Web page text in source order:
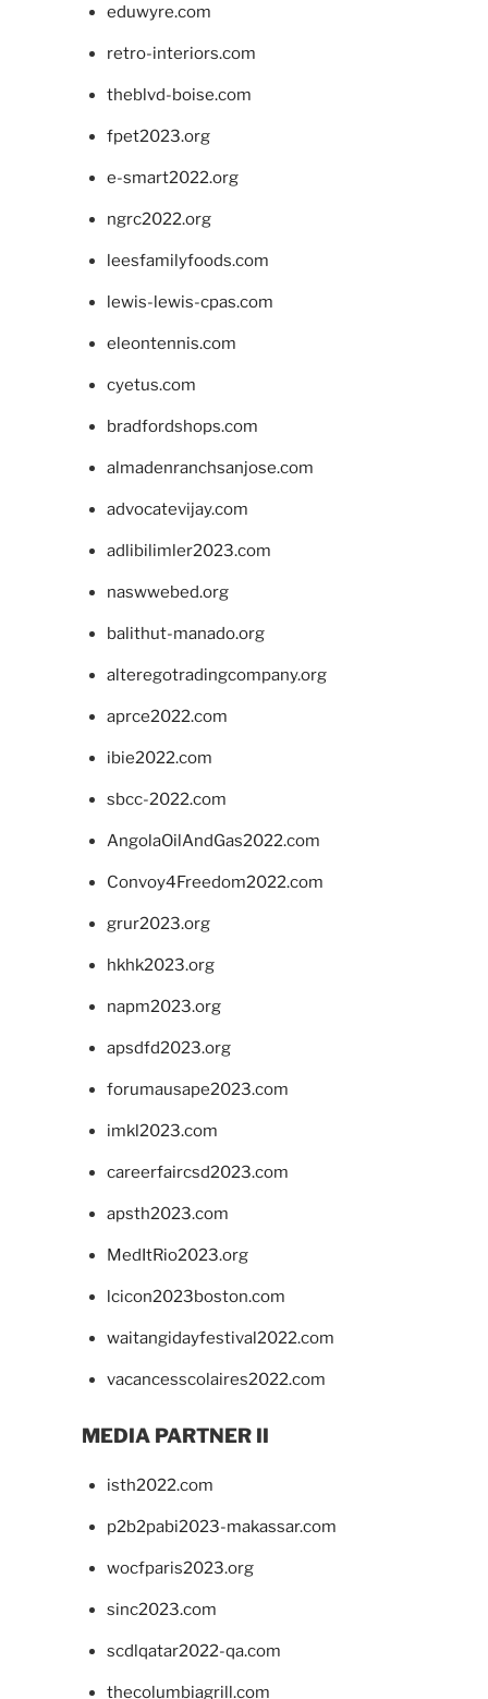
eduwyre.com
retro-interiors.com
theblvd-boise.com
fpet2023.org
e-smart2022.org
ngrc2022.org
leesfamilyfoods.com
lewis-lewis-cpas.com
eleontennis.com
cyetus.com
bradfordshops.com
almadenranchsanjose.com
advocatevijay.com
adlibilimler2023.com
naswwebed.org
balithut-manado.org
alteregotradingcompany.org
aprce2022.com
ibie2022.com
sbcc-2022.com
AngolaOilAndGas2022.com
Convoy4Freedom2022.com
grur2023.org
hkhk2023.org
napm2023.org
apsdfd2023.org
forumausape2023.com
imkl2023.com
careerfaircsd2023.com
apsth2023.com
MedItRio2023.org
lcicon2023boston.com
waitangidayfestival2022.com
vacancesscolaires2022.com
MEDIA PARTNER II
isth2022.com
p2b2pabi2023-makassar.com
wocfparis2023.org
sinc2023.com
scdlqatar2022-qa.com
thecolumbiagrill.com